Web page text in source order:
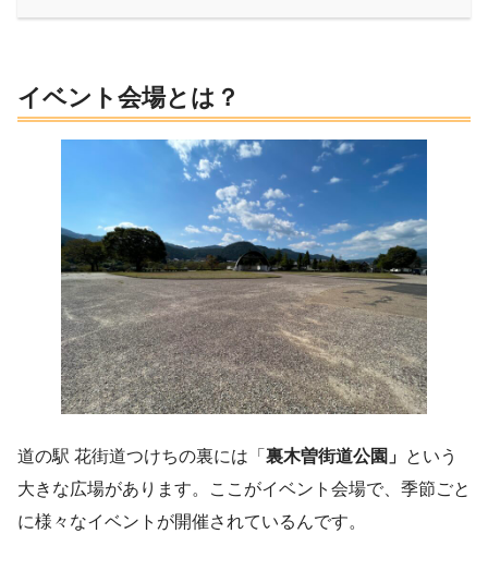
イベント会場とは？
道の駅 花街道つけちの裏には「 裏木曽街道公園」 という
大きな広場があります。ここがイベント会場で、季節ごと
に様々なイベントが開催されているんです。